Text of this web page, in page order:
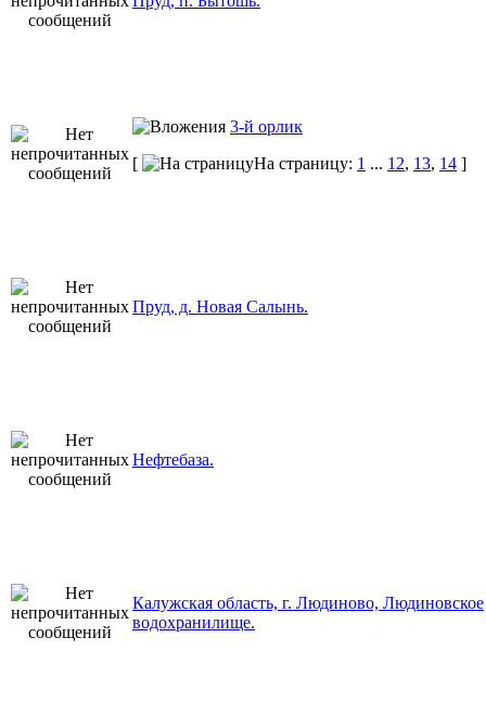
3-й орлик
[
На страницу: 1 ... 12, 13, 14 ]
Пруд, д. Новая Салынь.
Нефтебаза.
Калужская область, г. Людиново, Людиновское
водохранилище.